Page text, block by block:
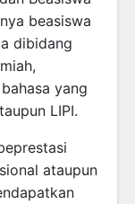
beasiswa
dibidang
yang
LIPI.
ataupun